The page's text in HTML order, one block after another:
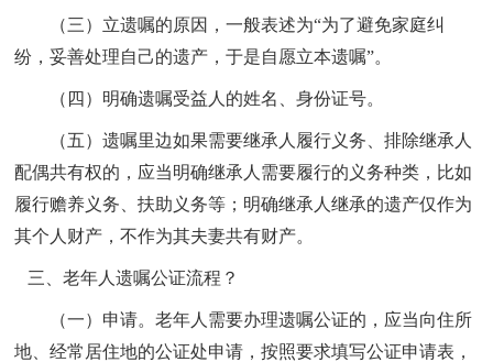
（三）立遗嘱的原因，一般表述为“为了避免家庭纠
纷，妥善处理自己的遗产，于是自愿立本遗嘱”。
（ 四 ）明确遗嘱受益人的姓名、身份证号。
（五）遗嘱里边如果需要继承人履行义务、排除继承人
配偶共有权的，应当明确继承人需要履行的义务种类，比如
履行赡养义务、扶助义务等；明确继承人继承的遗产仅作为
其个人财产，不作为其夫妻共有财产。
三、老年人遗嘱公证流程？
（一）申请。老年人需要办理遗嘱公证的，应当向住所
地、经常居住地的公证处申请，按照要求填写公证申请表，